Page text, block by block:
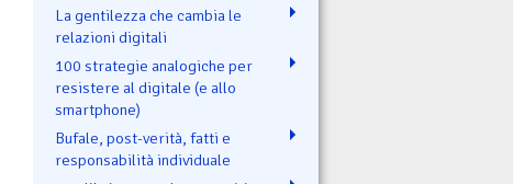
La gentilezza che cambia le
relazioni digitali
100 strategie analogiche per
resistere al digitale (e allo
smartphone)
Bufale, post-verità, fatti e
responsabilità individuale